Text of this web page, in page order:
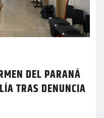
DEL PARANÁ
TRAS DENUNCIA